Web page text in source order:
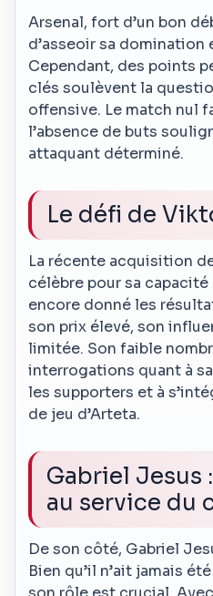
Arsenal, fort d’un bon
d’asseoir sa domination
Cependant, des points
clés soulèvent la
offensive. Le match nul
l’absence de buts
attaquant déterminé.
Le défi de
La récente acquisition
célèbre pour sa capacité
encore donné les
son prix élevé, son
limitée. Son faible
interrogations quant à
les supporters et à
de jeu d’Arteta.
Gabriel Jesus
au service du
De son côté, Gabriel
Bien qu’il n’ait jamais